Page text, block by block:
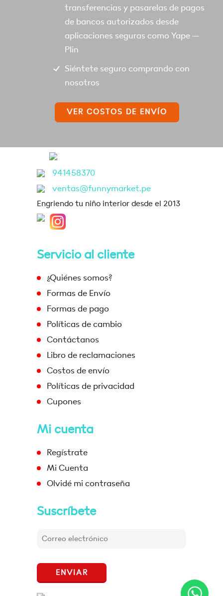
transferencias y pasarelas de pagos
de bancos autorizados desde
aplicaciones seguras como Yape –
Plin
Siéntete seguro comprando con
nosotros
VER COSTOS DE ENVÍO
941458370
ventas@funnymarket.pe
Engriendo tu niño interior desde el 2013
Servicio al cliente
¿Quiénes somos?
Formas de Envío
Formas de pago
Políticas de cambio
Contáctanos
Libro de reclamaciones
Costos de envío
Políticas de privacidad
Cupones
Mi cuenta
Regístrate
Mi Cuenta
Olvidé mi contraseña
Suscríbete
ENVIAR